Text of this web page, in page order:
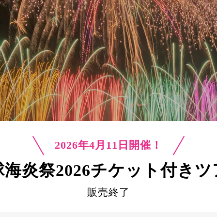
2026年4月11日開催！
炎祭2026チケット付きツ
販売終了